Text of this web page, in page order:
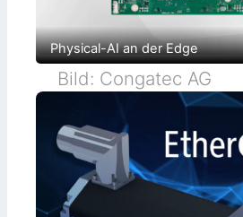
Physical-AI an der Edge
Bild: Congatec AG